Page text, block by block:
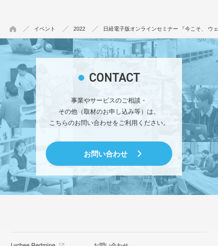
イベント 2022 日経電子版オンラインセミナー 『今こそ、 ウ
CONTACT
事業やサービスのご相談・
その他（取材のお申し込み等）は、
こちらのお問い合わせをご利用ください。
お問い合わせ